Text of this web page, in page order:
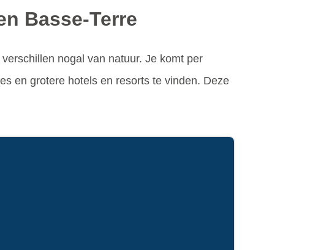
Basse-Terre
nogal van natuur. Je komt per
en grotere hotels en resorts te vinden. Deze